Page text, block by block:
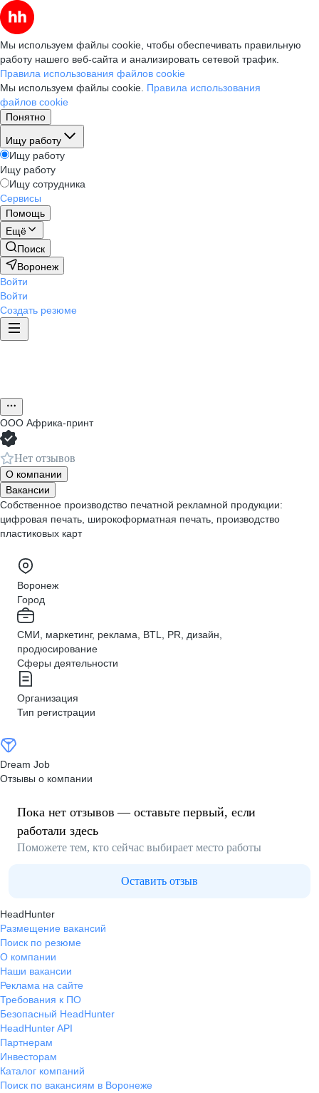
Мы используем файлы cookie, чтобы обеспечивать правильную
работу нашего веб-сайта и анализировать сетевой трафик.
Правила использования файлов cookie
Мы используем файлы cookie. Правила использования
файлов cookie
Понятно
Ищу работу
Ищу работу
Ищу работу
Ищу сотрудника
Сервисы
Помощь
Ещё
Поиск
Воронеж
Войти
Войти
Создать резюме
ООО Африка-принт
Нет отзывов
О компании
Вакансии
Собственное производство печатной рекламной продукции:
цифровая печать, широкоформатная печать, производство
пластиковых карт
Воронеж
Город
СМИ, маркетинг, реклама, BTL, PR, дизайн,
продюсирование
Сферы деятельности
Организация
Тип регистрации
Dream Job
Отзывы о компании
Пока нет отзывов — оставьте первый, если
работали здесь
Поможете тем, кто сейчас выбирает место работы
Оставить отзыв
HeadHunter
Размещение вакансий
Поиск по резюме
О компании
Наши вакансии
Реклама на сайте
Требования к ПО
Безопасный HeadHunter
HeadHunter API
Партнерам
Инвесторам
Каталог компаний
Поиск по вакансиям в Воронеже